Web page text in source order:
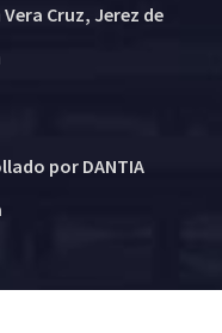
Cruz, Jerez de
por DANTIA